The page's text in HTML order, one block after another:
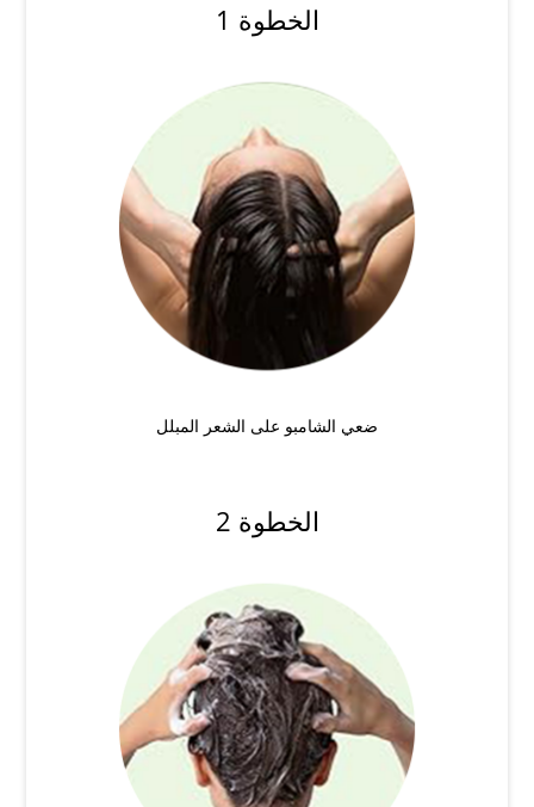
الخطوة 1
ضعي الشامبو على الشعر المبلل
الخطوة 2